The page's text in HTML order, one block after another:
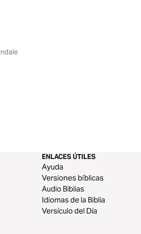
ENLACES ÚTILES
Ayuda
Versiones bíblicas
Audio Biblias
Idiomas de la Biblia
Versículo del Día